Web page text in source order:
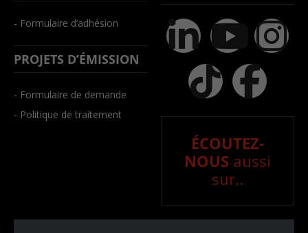
- Formulaire d’adhésion
PROJETS D’ÉMISSION
- Formulaire de demande
- Politique de traitement
ÉCOUTEZ-
NOUS aussi
sur..